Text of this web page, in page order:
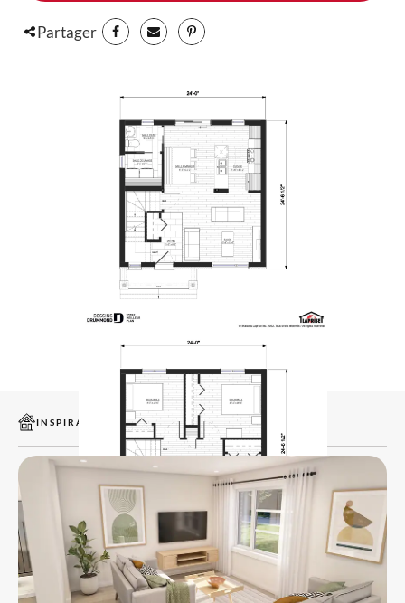
Partager
INSPIRATIONS